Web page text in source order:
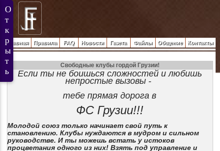
Главная Правила FAQ Новости Газета Файлы Общение Контакты
Свободные клубы гордой Грузии!
Если ты не боишься сложностей и любишь
непростые вызовы -
тебепрямая дорога в
ФС Грузии!!!
Молодой союз только начинает свой путь к
становлению. Клубы нуждаются в мудром и сильном
руководстве. И ты можешь встать у истоков
процветания одного из них! Взять под управление и